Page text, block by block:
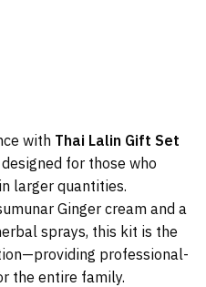
with Thai Lalin Gift Set
for those who
larger quantities.
Ginger cream and a
sprays, this kit is the
professional-
the entire family.